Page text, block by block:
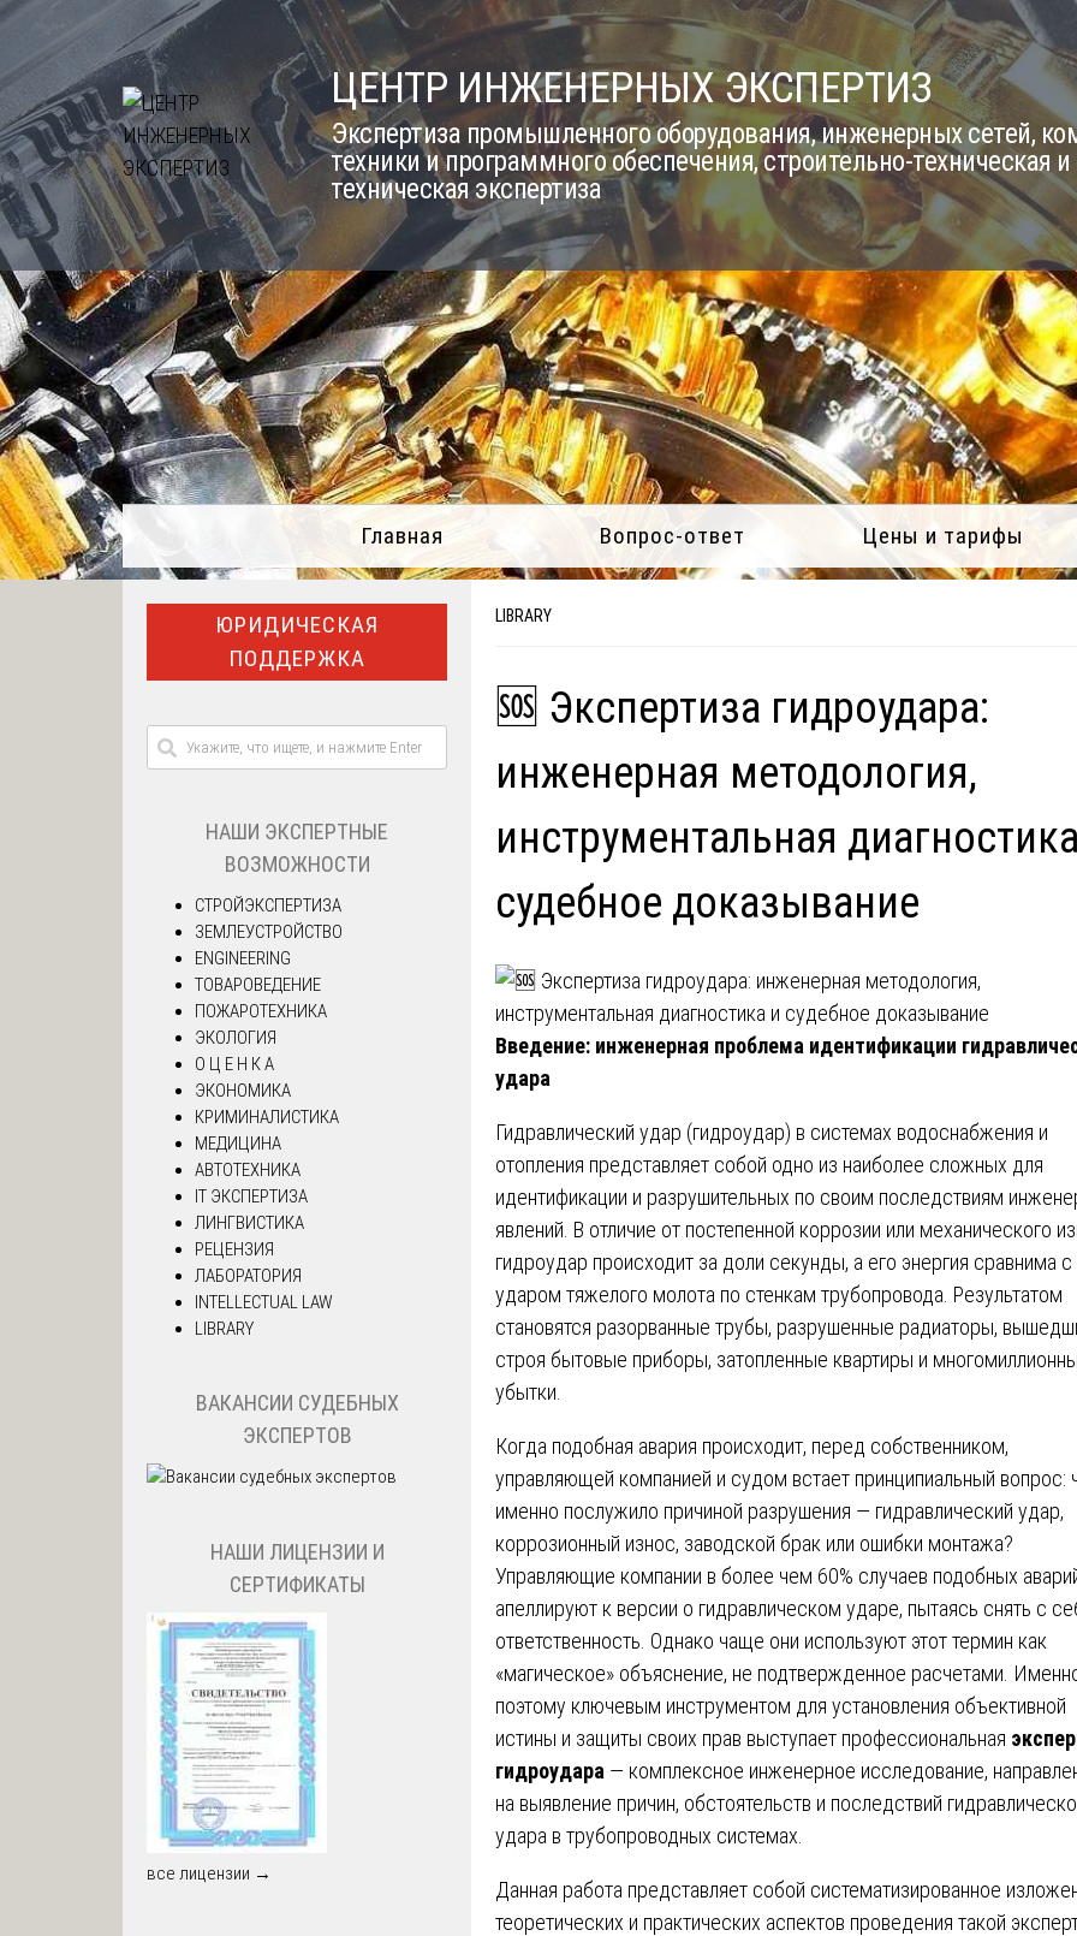
Skip
content
ЦЕНТР ИНЖЕНЕРНЫХ ЭКСПЕРТИЗ
Экспертиза промышленного оборудования, инженерных сетей,
техники и программного обеспечения, строительно-техническая
техническая экспертиза
Главная Вопрос-ответ Цены и тарифы
LIBRARY
🆘 Экспертиза гидроудара:
инженерная методология,
инструментальная
судебное доказывание
Введение: инженерная проблема идентификации
удара
Гидравлический удар (гидроудар) в системах водоснабжения и
отопления представляет собой одно из наиболее сложных для
идентификации и разрушительных по своим последствиям
явлений. В отличие от постепенной коррозии или механического
гидроудар происходит за доли секунды, а его энергия сравнима с
ударом тяжелого молота по стенкам трубопровода. Результатом
становятся разорванные трубы, разрушенные радиаторы,
строя бытовые приборы, затопленные квартиры и
убытки.
Когда подобная авария происходит, перед собственником,
управляющей компанией и судом встает принципиальный вопрос:
именно послужило причиной разрушения — гидравлический удар,
коррозионный износ, заводской брак или ошибки монтажа?
Управляющие компании в более чем 60% случаев подобных
апеллируют к версии о гидравлическом ударе, пытаясь снять с
ответственность. Однако чаще они используют этот термин как
«магическое» объяснение, не подтвержденное расчетами.
поэтому ключевым инструментом для установления объективной
истины и защиты своих прав выступает профессиональная
гидроудара — комплексное инженерное исследование,
на выявление причин, обстоятельств и последствий
удара в трубопроводных системах.
Данная работа представляет собой систематизированное
теоретических и практических аспектов проведения такой
ЮРИДИЧЕСКАЯ
ПОДДЕРЖКА
НАШИ ЭКСПЕРТНЫЕ
ВОЗМОЖНОСТИ
СТРОЙЭКСПЕРТИЗА
ЗЕМЛЕУСТРОЙСТВО
ENGINEERING
ТОВАРОВЕДЕНИЕ
ПОЖАРОТЕХНИКА
ЭКОЛОГИЯ
О Ц Е Н К А
ЭКОНОМИКА
КРИМИНАЛИСТИКА
МЕДИЦИНА
АВТОТЕХНИКА
IT ЭКСПЕРТИЗА
ЛИНГВИСТИКА
РЕЦЕНЗИЯ
ЛАБОРАТОРИЯ
INTELLECTUAL LAW
LIBRARY
ВАКАНСИИ СУДЕБНЫХ
ЭКСПЕРТОВ
НАШИ ЛИЦЕНЗИИ И
СЕРТИФИКАТЫ
все лицензии →